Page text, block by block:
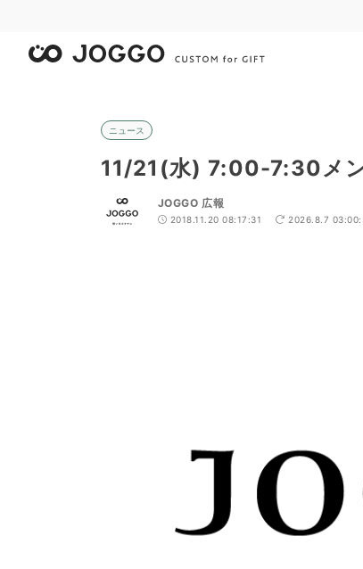
ニュース
11/21(水) 7:00-7:30メ
JOGGO 広報
2018.11.20 08:17:31 2026.8.7